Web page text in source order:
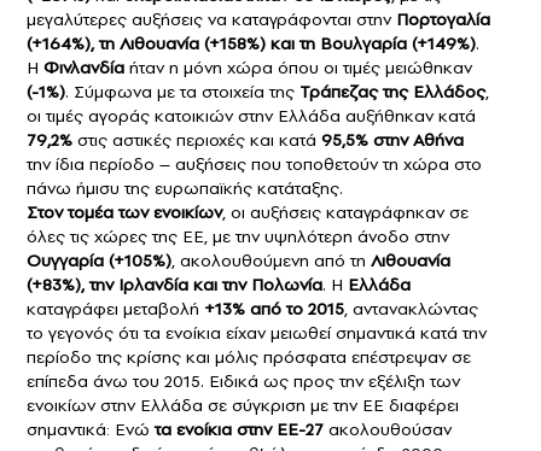
μεγαλύτερες αυξήσεις να καταγράφονται στην Πορτογαλία
(+164%), τη Λιθουανία (+158%) και τη Βουλγαρία (+149%).
Η Φινλανδία ήταν η μόνη χώρα όπου οι τιμές μειώθηκαν
(-1%). Σύμφωνα με τα στοιχεία της Τράπεζας της Ελλάδος,
οι τιμές αγοράς κατοικιών στην Ελλάδα αυξήθηκαν κατά
79,2% στις αστικές περιοχές και κατά 95,5% στην Αθήνα
την ίδια περίοδο – αυξήσεις που τοποθετούν τη χώρα στο
πάνω ήμισυ της ευρωπαϊκής κατάταξης.
Στον τομέα των ενοικίων, οι αυξήσεις καταγράφηκαν σε
όλες τις χώρες της ΕΕ, με την υψηλότερη άνοδο στην
Ουγγαρία (+105%), ακολουθούμενη από τη Λιθουανία
(+83%), την Ιρλανδία και την Πολωνία. Η Ελλάδα
καταγράφει μεταβολή +13% από το 2015, αντανακλώντας
το γεγονός ότι τα ενοίκια είχαν μειωθεί σημαντικά κατά την
περίοδο της κρίσης και μόλις πρόσφατα επέστρεψαν σε
επίπεδα άνω του 2015. Ειδικά ως προς την εξέλιξη των
ενοικίων στην Ελλάδα σε σύγκριση με την ΕΕ διαφέρει
σημαντικά: Ενώτα ενοίκια στην ΕΕ-27 ακολουθούσαν